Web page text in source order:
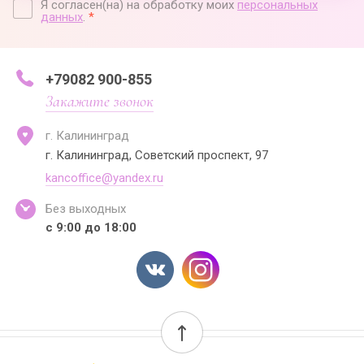
Я согласен(на) на обработку моих персональных
данных. *
+79082 900-855
Закажите звонок
г. Калининград
г. Калининград, Советский проспект, 97
kancoffice@yandex.ru
Без выходных
с 9:00 до 18:00